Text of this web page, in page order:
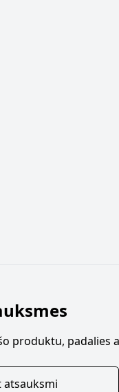
produktu, padalies
atsauksmi